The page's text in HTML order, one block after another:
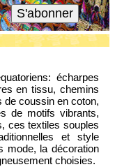
S'abonner
écharpes
en tissu, chemins
de coussin en coton,
de motifs vibrants,
ces textiles souples
et style
mode, la décoration
choisies.